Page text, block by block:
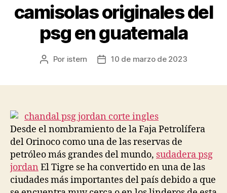
camisolas originales del
psg en guatemala
Autor
Por istern
Fecha10 de marzo de 2023
Desde el nombramiento de la Faja Petrolífera
del Orinoco como una de las reservas de
petróleo más grandes del mundo, sudadera psg
jordan El Tigre se ha convertido en una de las
ciudades más importantes del país debido a que